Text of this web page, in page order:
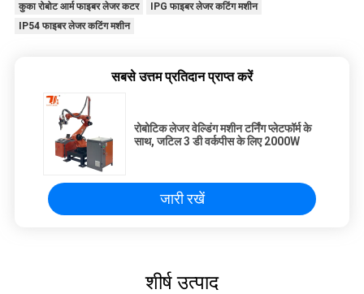
कुका रोबोट आर्म फाइबर लेजर कटर
IPG फाइबर लेजर कटिंग मशीन
IP54 फाइबर लेजर कटिंग मशीन
सबसे उत्तम प्रतिदान प्राप्त करें
रोबोटिक लेजर वेल्डिंग मशीन टर्निंग प्लेटफॉर्म के
साथ, जटिल 3 डी वर्कपीस के लिए 2000W
जारी रखें
शीर्ष उत्पाद